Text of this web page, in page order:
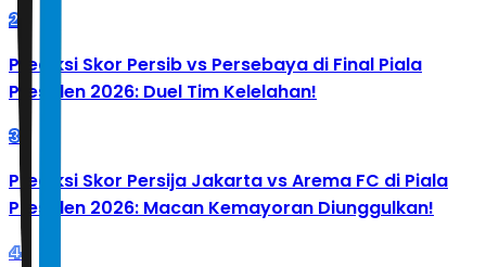
2
Prediksi Skor Persib vs Persebaya di Final Piala
Presiden 2026: Duel Tim Kelelahan!
3
Prediksi Skor Persija Jakarta vs Arema FC di Piala
Presiden 2026: Macan Kemayoran Diunggulkan!
4